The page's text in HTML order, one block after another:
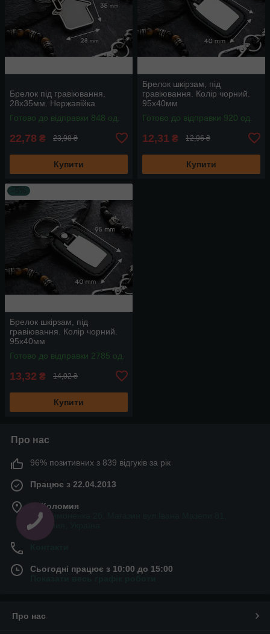
Брелок під гравіювання.
28х35мм. Нержавійка
Готово до відправки 848 од.
22,78 ₴ 23,98 ₴
Купити
Брелок шкірзам, під
гравіювання. Колір чорний.
95х40мм
Готово до відправки 920 од.
12,31 ₴ 12,96 ₴
Купити
Брелок шкірзам, під
гравіювання. Колір чорний.
95х40мм
Готово до відправки 2785 од.
13,32 ₴ 14,02 ₴
Купити
Про нас
96% позитивних з 839 відгуків за рік
Працює з 22.04.2013
м. Коломия
вул.Симоненка 2б. Магазин вул.Івана Мазепи 81,
Коломия, Україна
Сьогодні працює з 10:00 до 15:00
Про нас